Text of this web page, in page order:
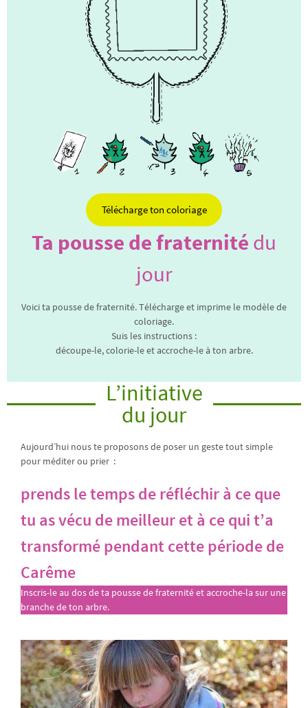
Télécharge ton coloriage
Ta pousse de fraternité du
jour
Voici ta pousse de fraternité. Télécharge et imprime le modèle de
coloriage.
Suis les instructions :
découpe-le, colorie-le et accroche-le à ton arbre.
L’initiative
du jour
Aujourd’hui nous te proposons de poser un geste tout simple
pour méditer ou prier :
prends le temps de réfléchir à ce que
tu as vécu de meilleur et à ce qui t’a
transformé pendant cette période de
Carême
Inscris-le au dos de ta pousse de fraternité et accroche-la sur une
branche de ton arbre.